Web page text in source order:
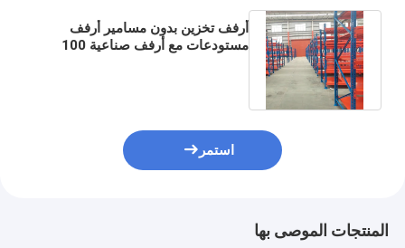
أرفف تخزين بدون مسامير أرفف
مستودعات مع أرفف صناعية 100
استمر
المنتجات الموصى بها